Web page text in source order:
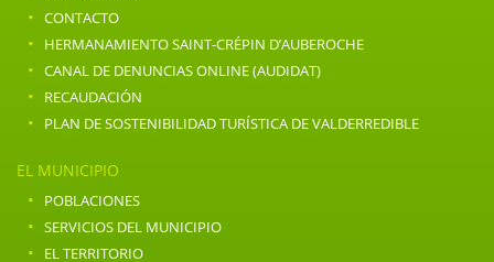
· CONTACTO
· HERMANAMIENTO SAINT-CRÉPIN D’AUBEROCHE
· CANAL DE DENUNCIAS ONLINE (AUDIDAT)
· RECAUDACIÓN
· PLAN DE SOSTENIBILIDAD TURÍSTICA DE VALDERREDIBLE
EL MUNICIPIO
· POBLACIONES
· SERVICIOS DEL MUNICIPIO
· EL TERRITORIO